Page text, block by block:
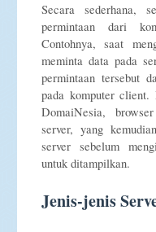
Secara sederhana,
permintaan dari
Contohnya, saat
meminta data pada
permintaan tersebut
pada komputer client.
DomaiNesia,
server, yang
server sebelum
untuk ditampilkan.
Jenis-jenis